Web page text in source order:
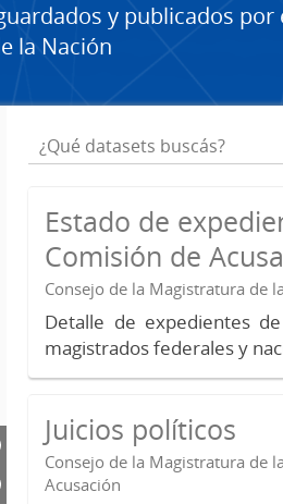
y publicados por
la Nación
Estado de
Comisión de
Consejo de la Magistratura de
Detalle de expedientes
magistrados federales y
Juicios políticos
Consejo de la Magistratura de
Acusación